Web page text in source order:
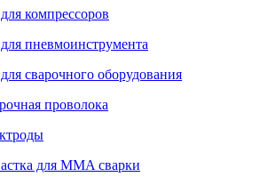
компрессоров
пневмоинструмента
сварочного оборудования
проволока
для MMA сварки